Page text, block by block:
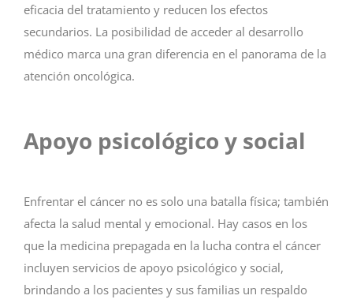
eficacia del tratamiento y reducen los efectos
secundarios. La posibilidad de acceder al desarrollo
médico marca una gran diferencia en el panorama de la
atención oncológica.
Apoyo psicológico y social
Enfrentar el cáncer no es solo una batalla física; también
afecta la salud mental y emocional. Hay casos en los
que la medicina prepagada en la lucha contra el cáncer
incluyen servicios de apoyo psicológico y social,
brindando a los pacientes y sus familias un respaldo